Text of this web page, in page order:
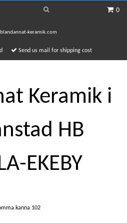
0
keramik.com
Send us mail for shipping cost
Keramik i
HB
EKEBY
kanna 102